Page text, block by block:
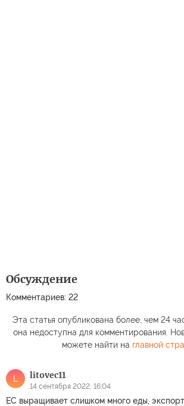
Обсуждение
Комментариев: 22
Эта статья опубликована более, чем 24
она недоступна для комментирования.
можете найти на главной
L litovec11
14 сентября 2022, 16:04
ЕС выращивает слишком много еды,